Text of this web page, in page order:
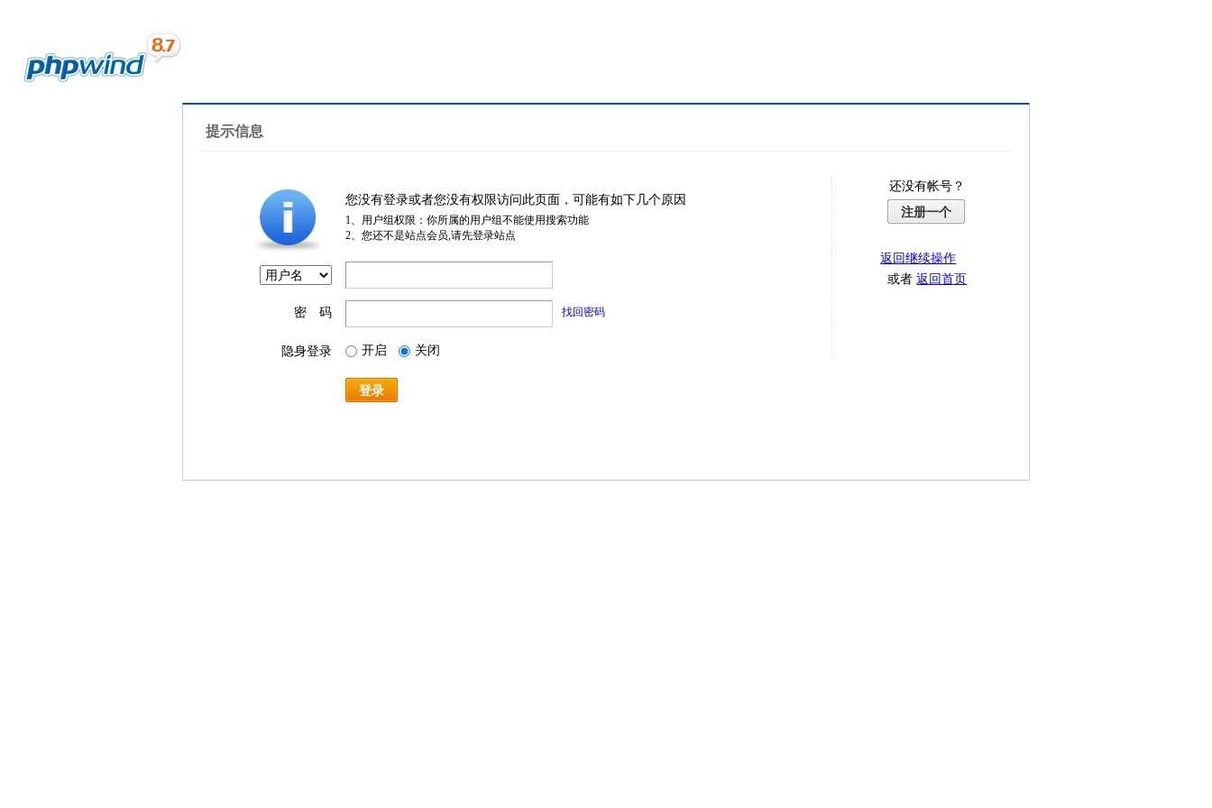
提示信息
您没有登录或者您没有权限访问此页面，可能有如下几个原因
1、用户组权限：你所属的用户组不能使用搜索功能
2、您还不是站点会员,请先登录站点
密 码 找回密码
隐身登录 开启 关闭
登录
还没有帐号？
注册一个
返回继续操作
或者返回首页